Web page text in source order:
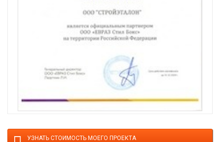
УЗНАТЬ СТОИМОСТЬ МОЕГО ПРОЕКТА